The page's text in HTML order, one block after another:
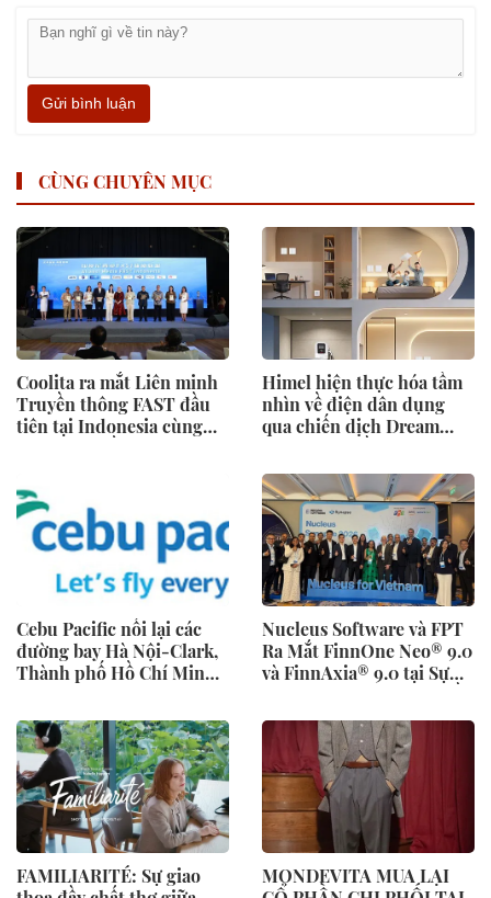
Gửi bình luận
CÙNG CHUYÊN MỤC
Coolita ra mắt Liên minh
Truyền thông FAST đầu
tiên tại Indonesia cùng
Himel hiện thực hóa tầm
nhìn về điện dân dụng
qua chiến dịch Dream
Cebu Pacific nối lại các
đường bay Hà Nội-Clark,
Thành phố Hồ Chí Minh-
Nucleus Software và FPT
Ra Mắt FinnOne Neo® 9.0
và FinnAxia® 9.0 tại Sự
Đầu Tiên tại Việt Nam
FAMILIARITÉ: Sự giao
MONDEVITA MUA LẠI